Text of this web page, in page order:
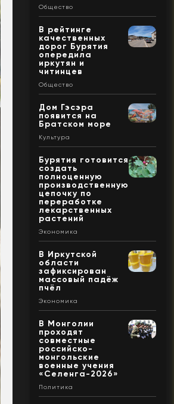
Общество
В рейтинге
качественных
дорог Бурятия
опередила
иркутян и
читинцев
Общество
Дом Гэсэра
появится на
Братском море
Культура
Бурятия готовится
создать
полноценную
производственную
цепочку по
переработке
лекарственных
растений
Экономика
В Иркутской
области
зафиксирован
массовый падёж
пчёл
Экономика
В Монголии
проходят
совместные
российско-
монгольские
военные учения
«Селенга-2026»
Политика